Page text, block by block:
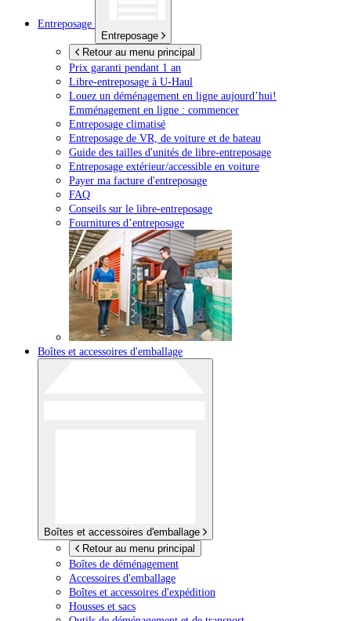
Entreposage
Entreposage
Retour au menu principal
Prix garanti pendant 1 an
Libre-entreposage à U-Haul
Louez un déménagement en ligne aujourd’hui!
Emménagement en ligne : commencer
Entreposage climatisé
Entreposage de VR, de voiture et de bateau
Guide des tailles d'unités de libre-entreposage
Entreposage extérieur/accessible en voiture
Payer ma facture d'entreposage
FAQ
Conseils sur le libre-entreposage
Fournitures d’entreposage
Boîtes et accessoires d'emballage
Boîtes et accessoires d'emballage
Retour au menu principal
Boîtes de déménagement
Accessoires d'emballage
Boîtes et accessoires d'expédition
Housses et sacs